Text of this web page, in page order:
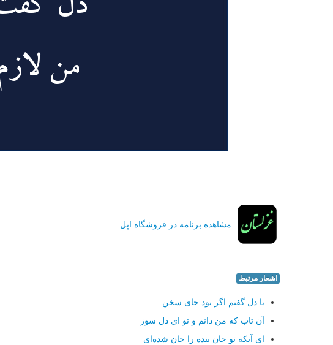
مشاهده برنامه در فروشگاه اپل
اشعار مرتبط
با دل گفتم اگر بود جای سخن
آن تاب که من دانم و تو ای دل سوز
ای آنکه تو جان بنده را جان شده‌ای